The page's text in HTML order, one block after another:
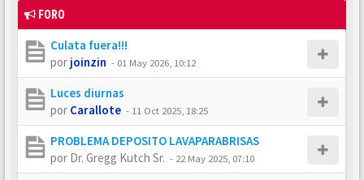
FORO
Culata fuera!!!
por joinzin - 01 May 2026, 10:12
Luces diurnas
por Carallote - 11 Oct 2025, 18:25
PROBLEMA DEPOSITO LAVAPARABRISAS
por Dr. Gregg Kutch Sr. - 22 May 2025, 07:10